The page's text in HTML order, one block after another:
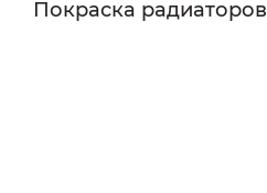
Покраска радиаторов